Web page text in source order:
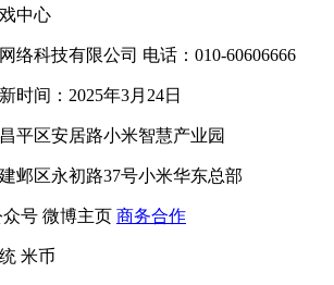
中心
络科技有限公司 电话：010-60606666
时间：2025年3月24日
平区安居路小米智慧产业园
邺区永初路37号小米华东总部
号 微博主页 商务合作
米币